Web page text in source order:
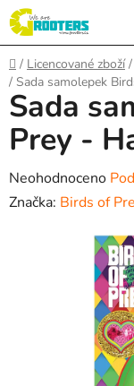
Přejít
na
obsah
Domů
/ Licencované zboží /
/ Sada samolepek
Sada
Prey -
Průměrné
hodnocení
Neohodnoceno
Značka: Birds of